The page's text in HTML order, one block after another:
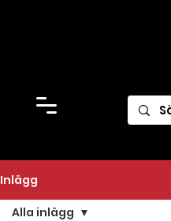
Inlägg
Alla inlägg